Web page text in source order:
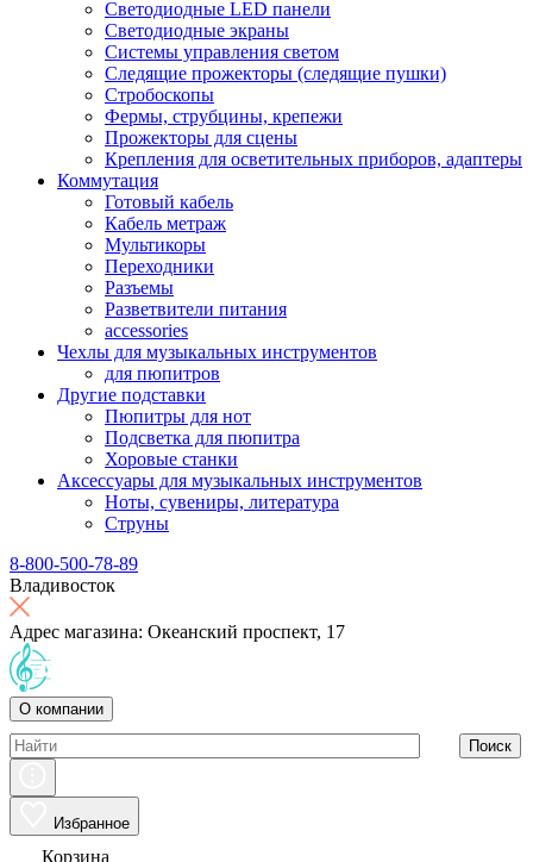
Светодиодные LED панели
Светодиодные экраны
Системы управления светом
Следящие прожекторы (следящие пушки)
Стробоскопы
Фермы, струбцины, крепежи
Прожекторы для сцены
Крепления для осветительных приборов, адаптеры
Коммутация
Готовый кабель
Кабель метраж
Мультикоры
Переходники
Разъемы
Разветвители питания
accessories
Чехлы для музыкальных инструментов
для пюпитров
Другие подставки
Пюпитры для нот
Подсветка для пюпитра
Хоровые станки
Аксессуары для музыкальных инструментов
Ноты, сувениры, литература
Струны
8-800-500-78-89
Владивосток
Адрес магазина: Океанский проспект, 17
О компании
Поиск
Избранное
Корзина